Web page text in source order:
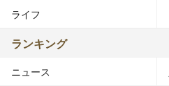
ライフ
ランキング
ニュース